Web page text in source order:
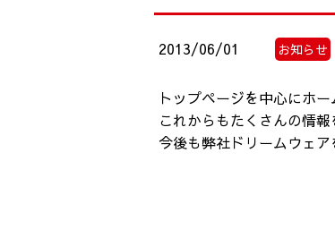
2013/06/01 お知らせ
トップページを中心にホ
これからもたくさんの情
今後も弊社ドリームウェ